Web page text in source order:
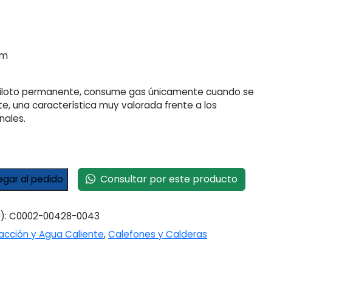
permanente, consume gas únicamente cuando se
una característica muy valorada frente a los
al pedido Consultar por este producto
C0002-00428-0043
y Agua Caliente,Calefones y Calderas